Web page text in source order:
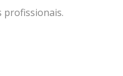
profissionais.